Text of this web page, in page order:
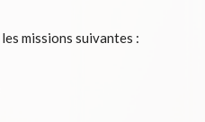
missions suivantes :